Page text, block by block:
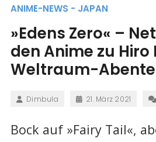
ANIME-NEWS - JAPAN
»Edens Zero« –
den Anime zu
Weltraum-
Dimbula 21. März 2021
Bock auf »Fairy Tail«,